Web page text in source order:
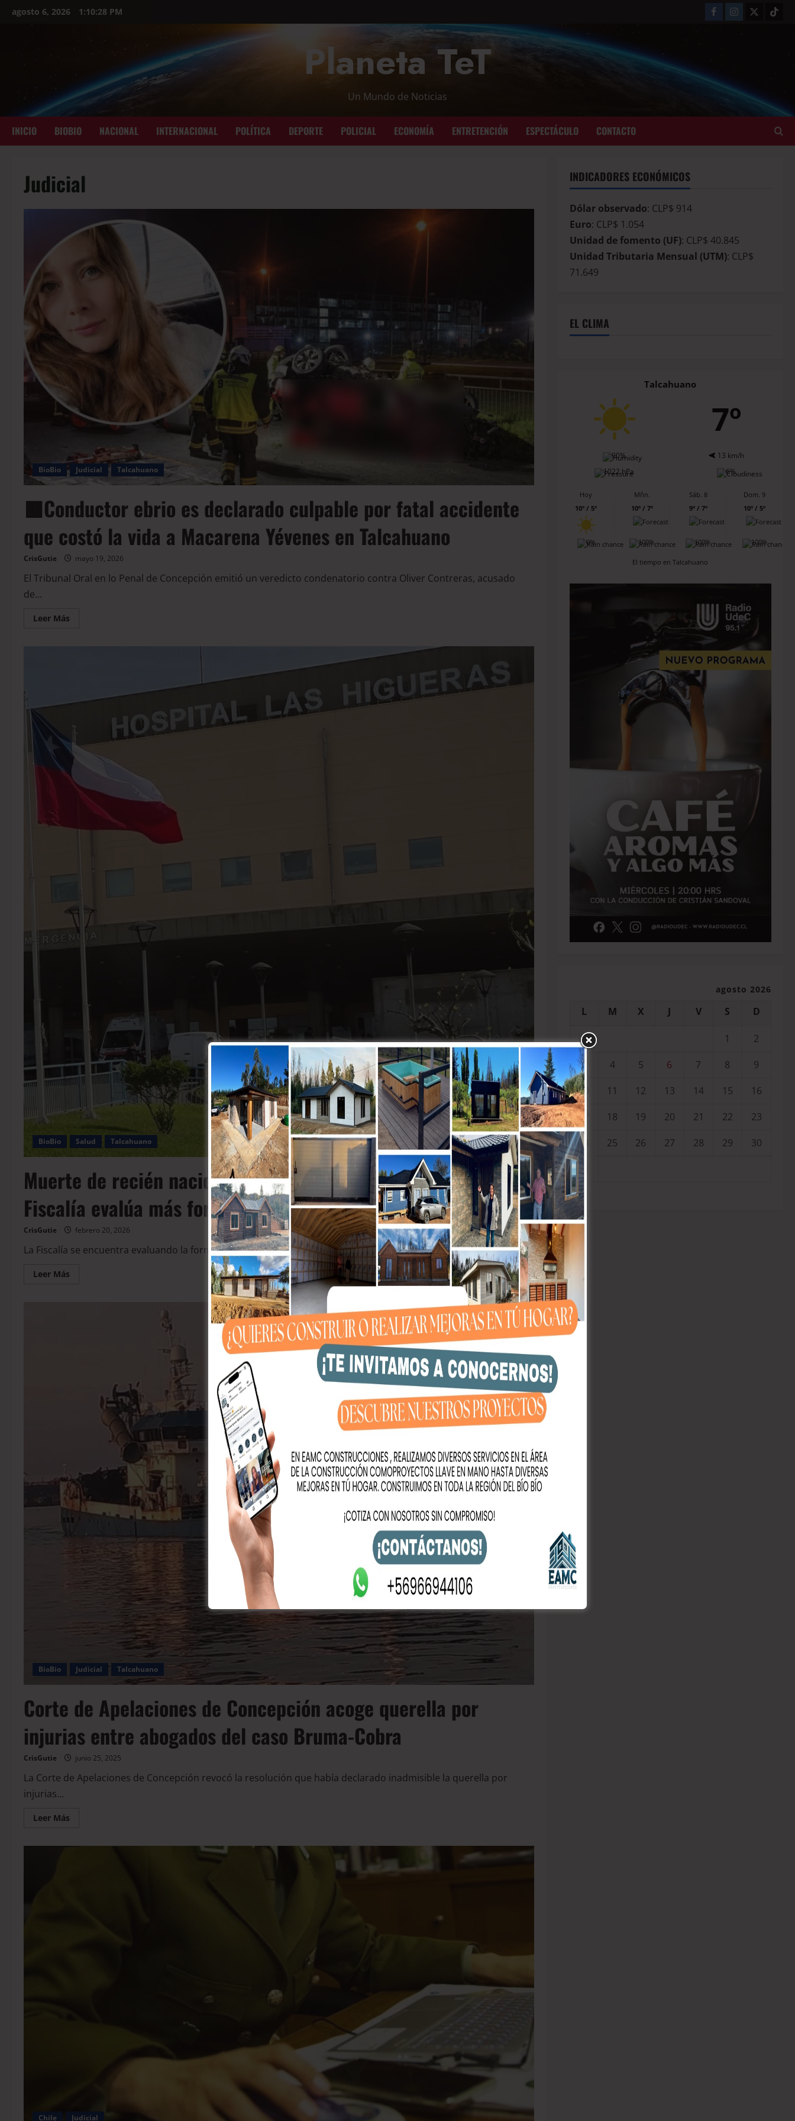
agosto 6, 2026 1:10:30 PM
Planeta TeT
Un Mundo de Noticias
INICIO BIOBIO NACIONAL INTERNACIONAL POLÍTICA DEPORTE POLICIAL ECONOMÍA ENTRETENCIÓN ESPECTÁCULO CONTACTO
Judicial
BioBio Judicial Talcahuano
🟥Conductor ebrio es declarado culpable por fatal accidente
que costó la vida a Macarena Yévenes en Talcahuano
CrisGutie mayo 19, 2026
El Tribunal Oral en lo Penal de Concepción emitió un veredicto condenatorio contra Oliver Contreras, acusado
de...
Leer Más
BioBio Salud Talcahuano
Muerte de recién nacido en Talcahuano suma nueva arista:
Fiscalía evalúa más formalizaciones
CrisGutie febrero 20, 2026
La Fiscalía se encuentra evaluando la formalización de un segundo equipo médico del Hospital Las Higueras de...
Leer Más
BioBio Judicial Talcahuano
Corte de Apelaciones de Concepción acoge querella por
injurias entre abogados del caso Bruma-Cobra
CrisGutie junio 25, 2025
La Corte de Apelaciones de Concepción revocó la resolución que había declarado inadmisible la querella por
injurias...
Leer Más
Chile Judicial
INDICADORES ECONÓMICOS
Dólar observado: CLP$ 914
Euro: CLP$ 1.054
Unidad de fomento (UF): CLP$ 40.845
Unidad Tributaria Mensual (UTM): CLP$
71.649
EL CLIMA
Talcahuano
7º
90%
13 km/h
1022 hPa
6%
Hoy
10º / 5º
0%
Mñn.
10º / 7º
100%
Sáb. 8
9º / 7º
100%
Dom. 9
10º / 5º
100%
El tiempo en Talcahuano
agosto 2026
L M X J V S D
1
2
3
4 5 6 7 8
9
10
11 12 13 14 15
16
17
18 19 20 21 22
23
24
25 26 27 28 29
30
31
« Jul